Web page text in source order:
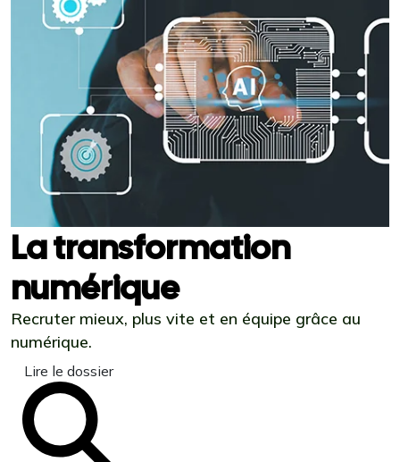
La transformation
numérique
Recruter mieux, plus vite et en équipe grâce au
numérique.
Lire le dossier